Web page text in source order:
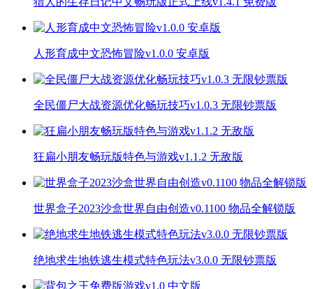
人形育成中文恐怖冒险v1.0.0 安卓版
全民僵尸大战资源优化畅玩技巧v1.0.3 无限钞票版
狂扁小朋友畅玩版特色与游戏v1.1.2 无敌版
世界盒子2023沙盒世界自由创造v0.1100 物品全解锁版
绝地求生地铁逃生模式特色玩法v3.0.0 无限钞票版